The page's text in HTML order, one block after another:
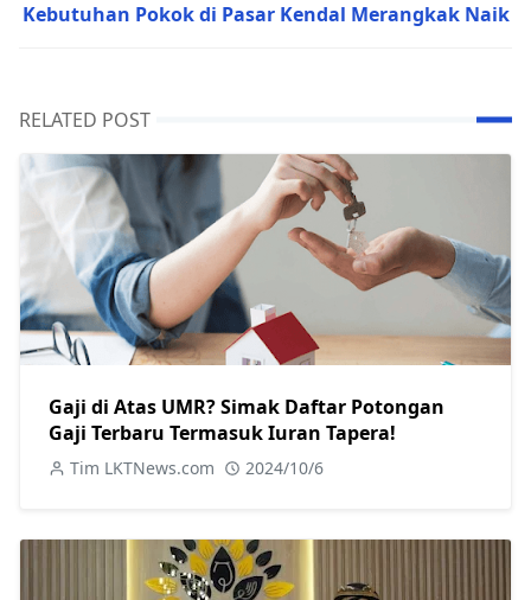
Kebutuhan Pokok di Pasar Kendal Merangkak Naik
RELATED POST
Gaji di Atas UMR? Simak Daftar Potongan
Gaji Terbaru Termasuk Iuran Tapera!
Tim LKTNews.com 2024/10/6